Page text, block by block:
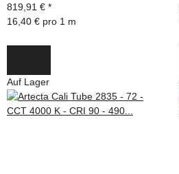
819,91 € *
16,40 € pro 1 m
Auf Lager